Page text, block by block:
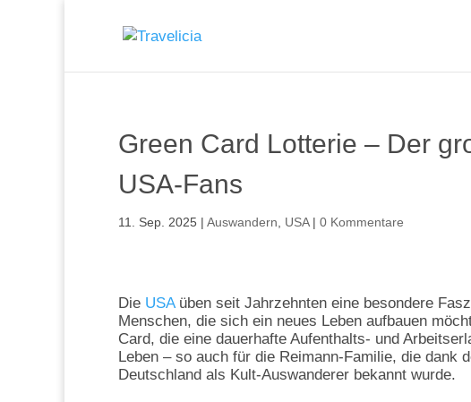
Green Card Lotterie – Der
USA-Fans
11. Sep. 2025 | Auswandern USA| 0 Kommentare
Die USAüben seit Jahrzehnten eine besondere
Menschen, die sich ein neues Leben aufbauen
Card, die eine dauerhafte Aufenthalts- und
Leben – so auch für die Reimann‑Familie, die dank
Deutschland als Kult‑Auswanderer bekannt wurde.